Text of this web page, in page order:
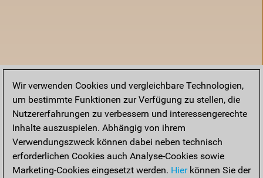
Wir verwenden Cookies und vergleichbare Technologien,
um bestimmte Funktionen zur Verfügung zu stellen, die
Nutzererfahrungen zu verbessern und interessengerechte
Inhalte auszuspielen. Abhängig von ihrem
Verwendungszweck können dabei neben technisch
erforderlichen Cookies auch Analyse-Cookies sowie
Marketing-Cookies eingesetzt werden. Hierkönnen Sie der